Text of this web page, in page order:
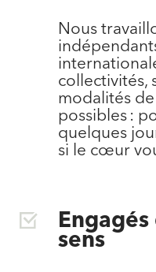
Nous
collectivités,
modalités
possibles :
quelques
si le cœur
Engagés
sens